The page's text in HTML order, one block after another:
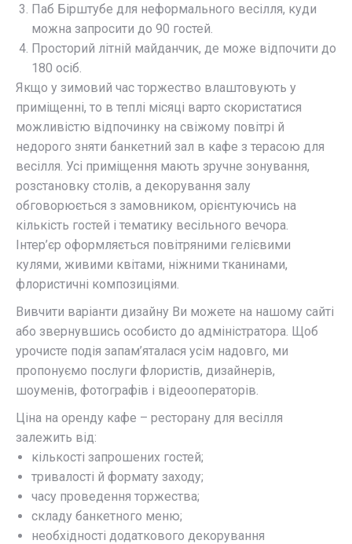
Паб Бірштубе для неформального весілля, куди
можна запросити до 90 гостей.
Просторий літній майданчик, де може відпочити до
180 осіб.
Якщо у зимовий час торжество влаштовують у
приміщенні, то в теплі місяці варто скористатися
можливістю відпочинку на свіжому повітрі й
недорого зняти банкетний зал в кафе з терасою для
весілля. Усі приміщення мають зручне зонування,
розстановку столів, а декорування залу
обговорюється з замовником, орієнтуючись на
кількість гостей і тематику весільного вечора.
Інтер’єр оформляється повітряними гелієвими
кулями, живими квітами, ніжними тканинами,
флористичні композиціями.
Вивчити варіанти дизайну Ви можете на нашому сайті
або звернувшись особисто до адміністратора. Щоб
урочисте подія запам’яталася усім надовго, ми
пропонуємо послуги флористів, дизайнерів,
шоуменів, фотографів і відеооператорів.
Ціна на оренду кафе – ресторану для весілля
залежить від:
кількості запрошених гостей;
тривалості й формату заходу;
часу проведення торжества;
складу банкетного меню;
необхідності додаткового декорування